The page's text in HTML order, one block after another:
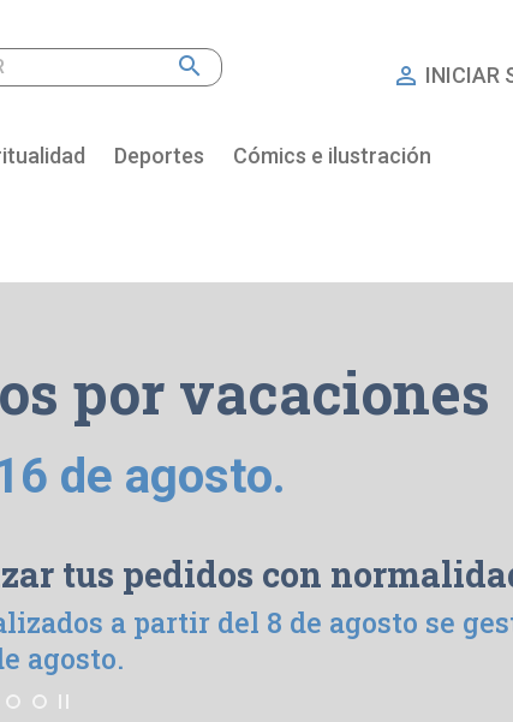
search  INICIAR
Deportes
Cómics e ilustración
por vacaciones
de agosto.
a partir del 8 de agosto se
agosto.
tus pedidos con